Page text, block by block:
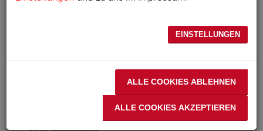
EINSTELLUNGEN
ALLE COOKIES ABLEHNEN
ALLE COOKIES AKZEPTIEREN